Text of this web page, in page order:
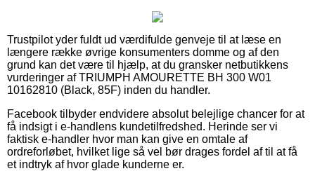
Trustpilot yder fuldt ud værdifulde genveje til at læse en
længere række øvrige konsumenters domme og af den
grund kan det være til hjælp, at du gransker netbutikkens
vurderinger af TRIUMPH AMOURETTE BH 300 W01
10162810 (Black, 85F) inden du handler.
Facebook tilbyder endvidere absolut belejlige chancer for at
få indsigt i e-handlens kundetilfredshed. Herinde ser vi
faktisk e-handler hvor man kan give en omtale af
ordreforløbet, hvilket lige så vel bør drages fordel af til at få
et indtryk af hvor glade kunderne er.